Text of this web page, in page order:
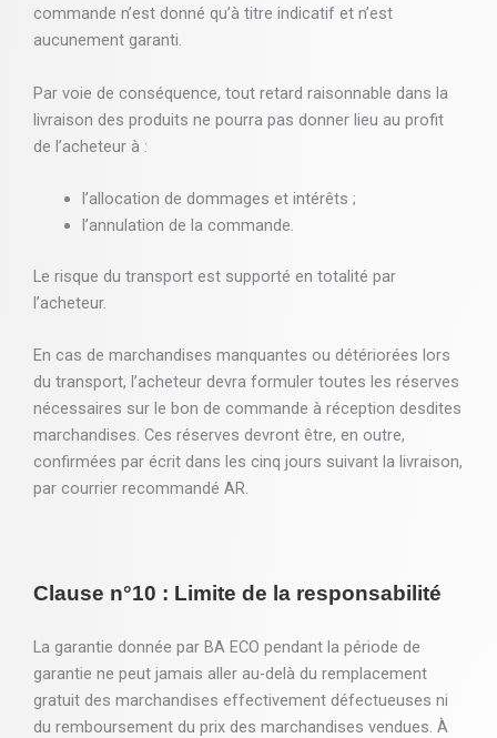
commande n’est donné qu’à titre indicatif et n’est
aucunement garanti.
Par voie de conséquence, tout retard raisonnable dans la
livraison des produits ne pourra pas donner lieu au profit
de l’acheteur à :
l’allocation de dommages et intérêts ;
l’annulation de la commande.
Le risque du transport est supporté en totalité par
l’acheteur.
En cas de marchandises manquantes ou détériorées lors
du transport, l’acheteur devra formuler toutes les réserves
nécessaires sur le bon de commande à réception desdites
marchandises. Ces réserves devront être, en outre,
confirmées par écrit dans les cinq jours suivant la livraison,
par courrier recommandé AR.
Clause n°10 : Limite de la responsabilité
La garantie donnée par BA ECO pendant la période de
garantie ne peut jamais aller au-delà du remplacement
gratuit des marchandises effectivement défectueuses ni
du remboursement du prix des marchandises vendues. À